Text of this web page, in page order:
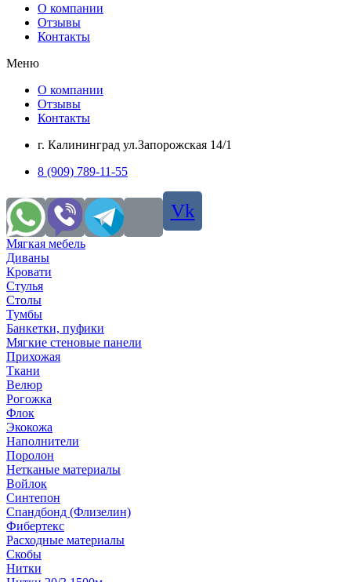
О компании
Отзывы
Контакты
Меню
О компании
Отзывы
Контакты
г. Калининград ул.Запорожская 14/1
8 (909) 789-11-55
Vk
Мягкая мебель
Диваны
Кровати
Стулья
Столы
Тумбы
Банкетки, пуфики
Мягкие стеновые панели
Прихожая
Ткани
Велюр
Рогожка
Флок
Экокожа
Наполнители
Поролон
Нетканые материалы
Войлок
Синтепон
Спандбонд (Флизелин)
Фибертекс
Расходные материалы
Скобы
Нитки